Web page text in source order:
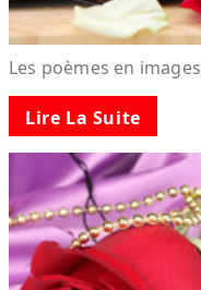
Les poèmes en images
Lire La Suite